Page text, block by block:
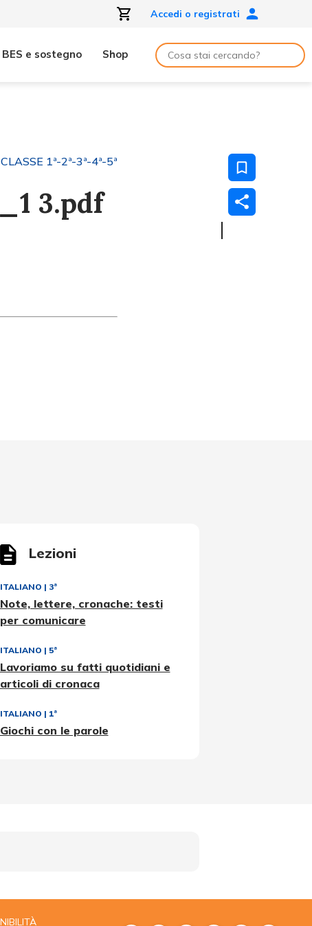
Accedi o registrati
BES e sostegno Shop
1ª-2ª-3ª-4ª-5ª
3.pdf
Lezioni
ITALIANO | 3ª
Note, lettere, cronache: testi
per comunicare
ITALIANO | 5ª
Lavoriamo su fatti quotidiani e
articoli di cronaca
ITALIANO | 1ª
Giochi con le parole